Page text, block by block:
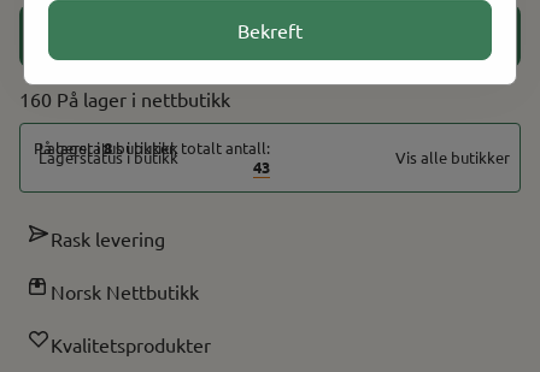
Bekreft
Legg i handlekurv
160 På lager
På lager i8butikker, totalt antall:
43
Vis alle butikker
Rask levering
Norsk Nettbutikk
Kvalitetsprodukter